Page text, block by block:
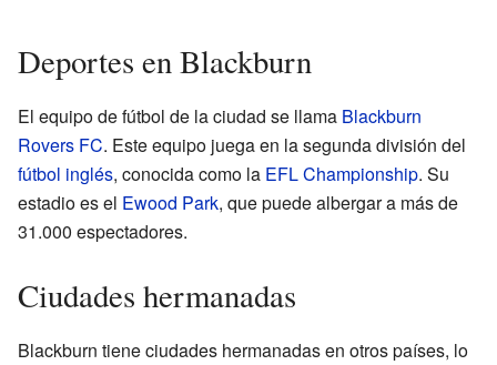
Deportes en Blackburn
El equipo de fútbol de la ciudad se llama Blackburn
Rovers FC. Este equipo juega en la segunda división del
fútbol inglés, conocida como la EFL Championship. Su
estadio es el Ewood Park, que puede albergar a más de
31.000 espectadores.
Ciudades hermanadas
Blackburn tiene ciudades hermanadas en otros países, lo